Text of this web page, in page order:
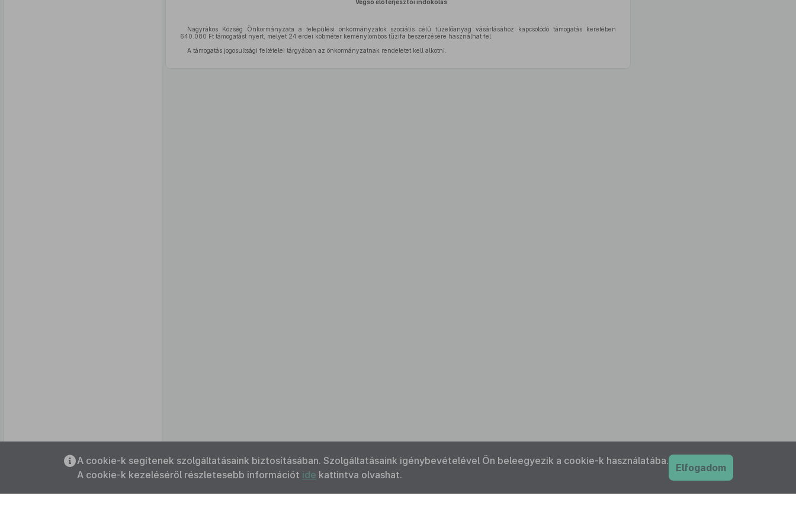
Az oldalmenübe visszatéréshez
ALT + S billentyűket.
Végső előterjesztői indokolás
Nagyrákos Község Önkormányzata a települési önkormányzatok szociális célú tüzelőanyag vásárlásához kapcsolódó támogatás keretében
640.080 Ft támogatást nyert, melyet 24 erdei köbméter keménylombos tűzifa beszerzésére használhat fel.
A támogatás jogosultsági feltételei tárgyában az önkormányzatnak rendeletet kell alkotni.
A cookie-k segítenek szolgáltatásaink biztosításában. Szolgáltatásaink igénybevételével Ön beleegyezik a cookie-k használatába.
A cookie-k kezeléséről részletesebb információt ide kattintva olvashat.
Elfogadom